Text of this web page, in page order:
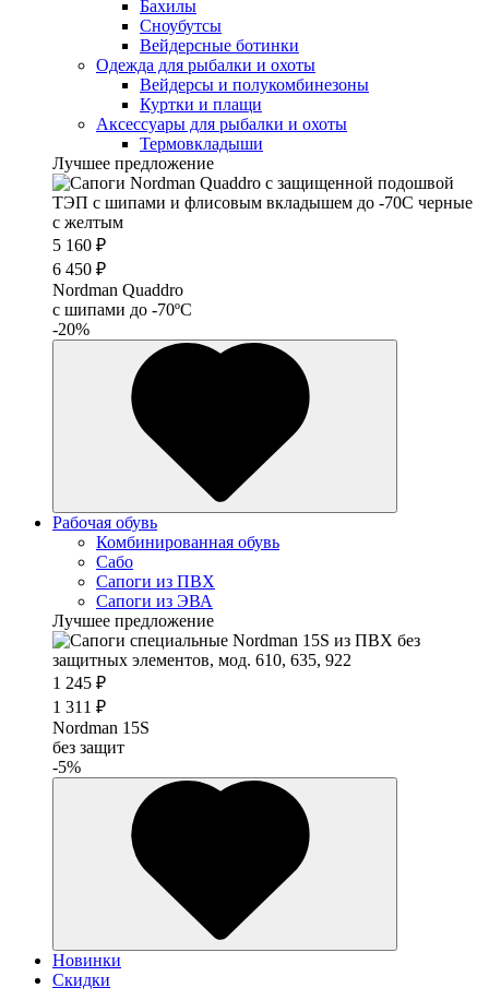
Бахилы
Сноубутсы
Вейдерсные ботинки
Одежда для рыбалки и охоты
Вейдерсы и полукомбинезоны
Куртки и плащи
Аксессуары для рыбалки и охоты
Термовкладыши
Лучшее предложение
5 160 ₽
6 450 ₽
Nordman Quaddro
с шипами до -70ºС
-20%
Рабочая обувь
Комбинированная обувь
Сабо
Сапоги из ПВХ
Сапоги из ЭВА
Лучшее предложение
1 245 ₽
1 311 ₽
Nordman 15S
без защит
-5%
Новинки
Скидки